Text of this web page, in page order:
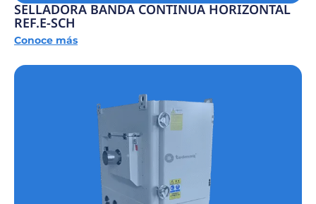
SELLADORA BANDA CONTINUA HORIZONTAL
REF.E-SCH
Conoce más